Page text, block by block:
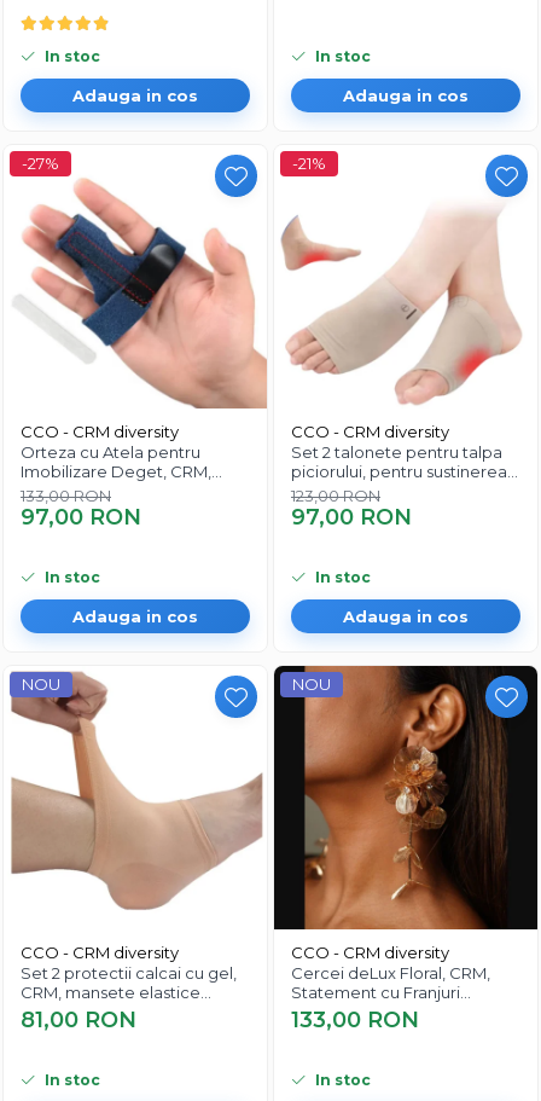
In stoc
Adauga in cos
In stoc
Adauga in cos
-27%
CCO - CRM diversity
Orteza cu Atela pentru
Imobilizare Deget, CRM,
Protectie si Suport, Reglabil,
Unisex, Albastru
133,00 RON
97,00 RON
In stoc
Adauga in cos
-21%
CCO - CRM diversity
Set 2 talonete pentru talpa
piciorului, pentru sustinerea
arcadei si amortizarea
arcului inalt pentru piciorul
plat, pentru fasciita, CRM, bej
123,00 RON
97,00 RON
In stoc
Adauga in cos
NOU
CCO - CRM diversity
Set 2 protectii calcai cu gel,
CRM, mansete elastice
silicon, anti-durere si anti-
frecare, bej, unisex
81,00 RON
In stoc
NOU
CCO - CRM diversity
Cercei deLux Floral, CRM,
Statement cu Franjuri
Elegante pentru Femei, Auriu
133,00 RON
In stoc